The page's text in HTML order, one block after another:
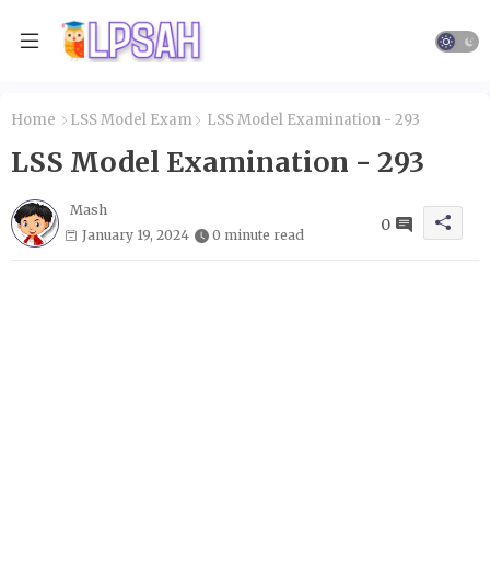
Home LSS Model Exam LSS Model Examination - 293
LSS Model Examination - 293
Mash
January 19, 2024
0 minute read
0